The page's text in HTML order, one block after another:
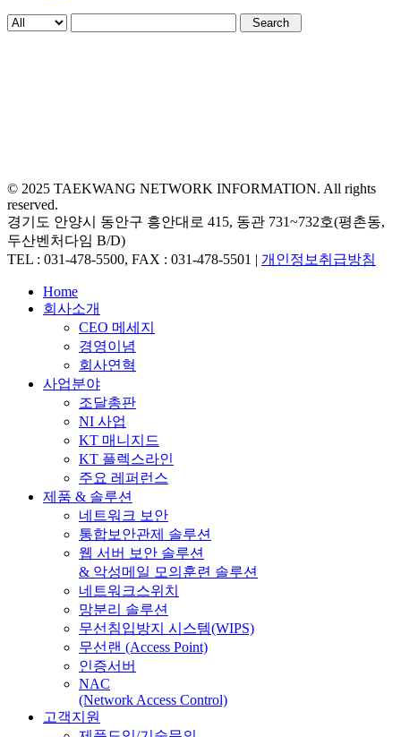
Search
© 2025 TAEKWANG NETWORK INFORMATION. All rights
reserved.
경기도 안양시 동안구 흥안대로 415, 동관 731~732호(평촌동,
두산벤처다임 B/D)
TEL : 031-478-5500, FAX : 031-478-5501 | 개인정보취급방침
Close
Menu
Home
회사소개
CEO 메세지
경영이념
회사연혁
사업분야
조달총판
NI 사업
KT 매니지드
KT 플렉스라인
주요 레퍼런스
제품 & 솔루션
네트워크 보안
통합보안관제 솔루션
웹 서버 보안 솔루션
& 악성메일 모의훈련 솔루션
네트워크스위치
망분리 솔루션
무선침입방지 시스템(WIPS)
무선랜 (Access Point)
인증서버
NAC
(Network Access Control)
고객지원